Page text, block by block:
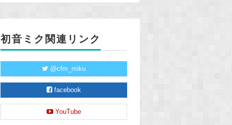
初音ミク関連リンク
@cfm_miku
facebook
YouTube